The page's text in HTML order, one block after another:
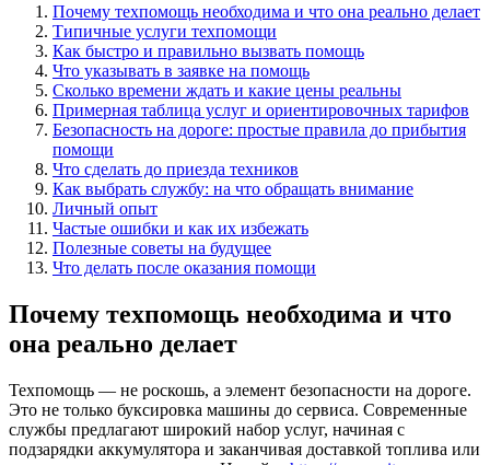
Почему техпомощь необходима и что она реально делает
Типичные услуги техпомощи
Как быстро и правильно вызвать помощь
Что указывать в заявке на помощь
Сколько времени ждать и какие цены реальны
Примерная таблица услуг и ориентировочных тарифов
Безопасность на дороге: простые правила до прибытия
помощи
Что сделать до приезда техников
Как выбрать службу: на что обращать внимание
Личный опыт
Частые ошибки и как их избежать
Полезные советы на будущее
Что делать после оказания помощи
Почему техпомощь необходима и что
она реально делает
Техпомощь — не роскошь, а элемент безопасности на дороге.
Это не только буксировка машины до сервиса. Современные
службы предлагают широкий набор услуг, начиная с
подзарядки аккумулятора и заканчивая доставкой топлива или